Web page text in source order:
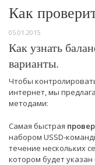
Как
05.01.2015
Как узнать
варианты.
Чтобы
интернет, мы
методами:
Самая быстрая
набором USSD-
течение нескольких
котором будет